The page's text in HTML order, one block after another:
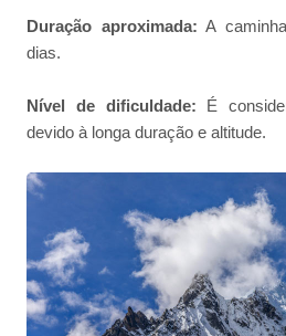
Duração aproximada: A
dias.
Nível de dificuldade: É
devido à longa duração e altitude.